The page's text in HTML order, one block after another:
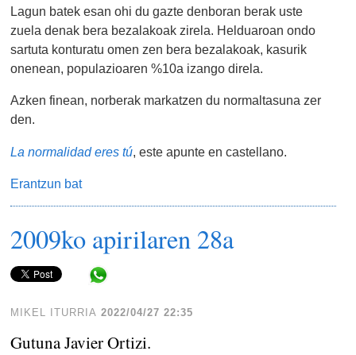
Lagun batek esan ohi du gazte denboran berak uste
zuela denak bera bezalakoak zirela. Helduaroan ondo
sartuta konturatu omen zen bera bezalakoak, kasurik
onenean, populazioaren %10a izango direla.
Azken finean, norberak markatzen du normaltasuna zer
den.
La normalidad eres tú , este apunte en castellano.
Erantzun bat
2009ko apirilaren 28a
MIKEL ITURRIA 2022/04/27 22:35
Gutuna Javier Ortizi.